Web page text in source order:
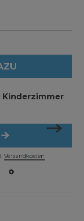
Kinderzimmer
Versandkosten